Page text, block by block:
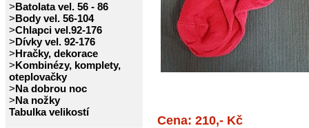
>Batolata vel. 56 - 86
>Body vel. 56-104
>Chlapci vel.92-176
>Dívky vel. 92-176
>Hračky, dekorace
>Kombinézy, komplety,
oteplovačky
>Na dobrou noc
>Na nožky
Tabulka velikostí
Cena: 210,- Kč